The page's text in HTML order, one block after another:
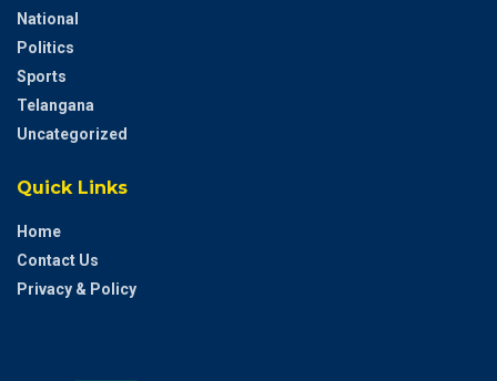
National
Politics
Sports
Telangana
Uncategorized
Quick Links
Home
Contact Us
Privacy & Policy